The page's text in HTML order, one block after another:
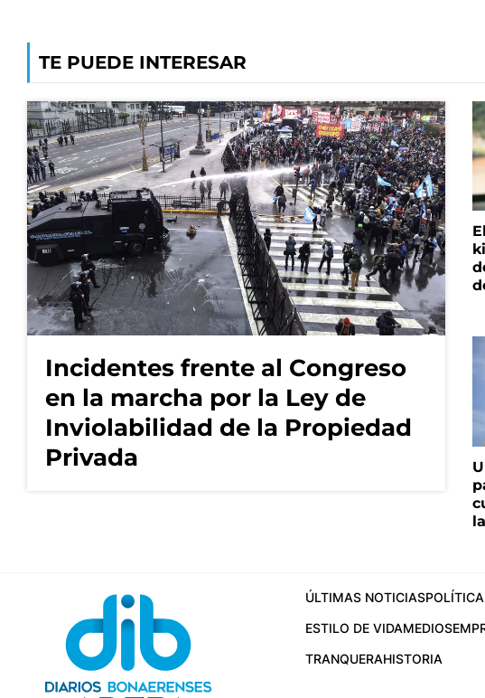
TE PUEDE INTERESAR
Incidentes frente al Congreso
en la marcha por la Ley de
Inviolabilidad de la Propiedad
Privada
ÚLTIMAS NOTICIASPOLÍTICA
ESTILO DE VIDAMEDIOS
TRANQUERAHISTORIA